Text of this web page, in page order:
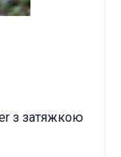
з затяжкою